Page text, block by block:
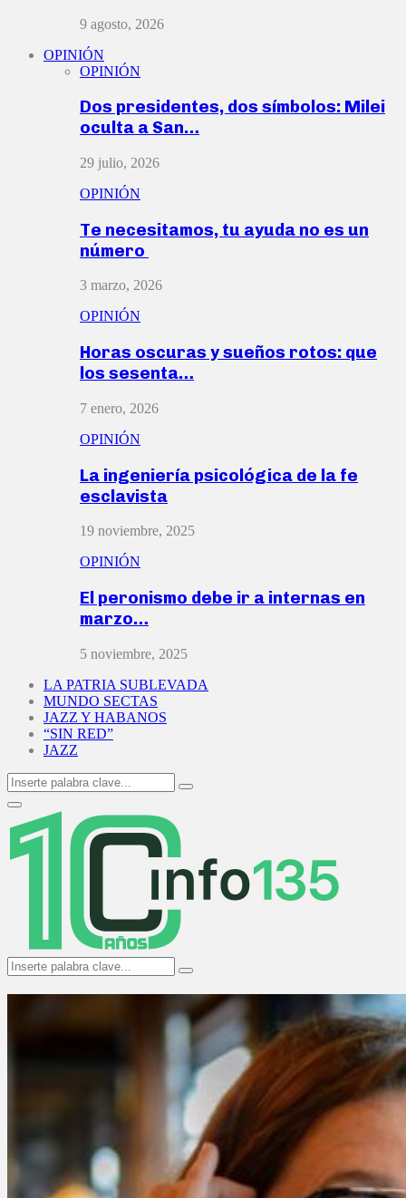
9 agosto, 2026
OPINIÓN
OPINIÓN
Dos presidentes, dos símbolos: Milei
oculta a San…
29 julio, 2026
OPINIÓN
Te necesitamos, tu ayuda no es un
número
3 marzo, 2026
OPINIÓN
Horas oscuras y sueños rotos: que
los sesenta…
7 enero, 2026
OPINIÓN
La ingeniería psicológica de la fe
esclavista
19 noviembre, 2025
OPINIÓN
El peronismo debe ir a internas en
marzo…
5 noviembre, 2025
LA PATRIA SUBLEVADA
MUNDO SECTAS
JAZZ Y HABANOS
“SIN RED”
JAZZ
Search
for:
Search
Primary
Menu
Search
for:
Search